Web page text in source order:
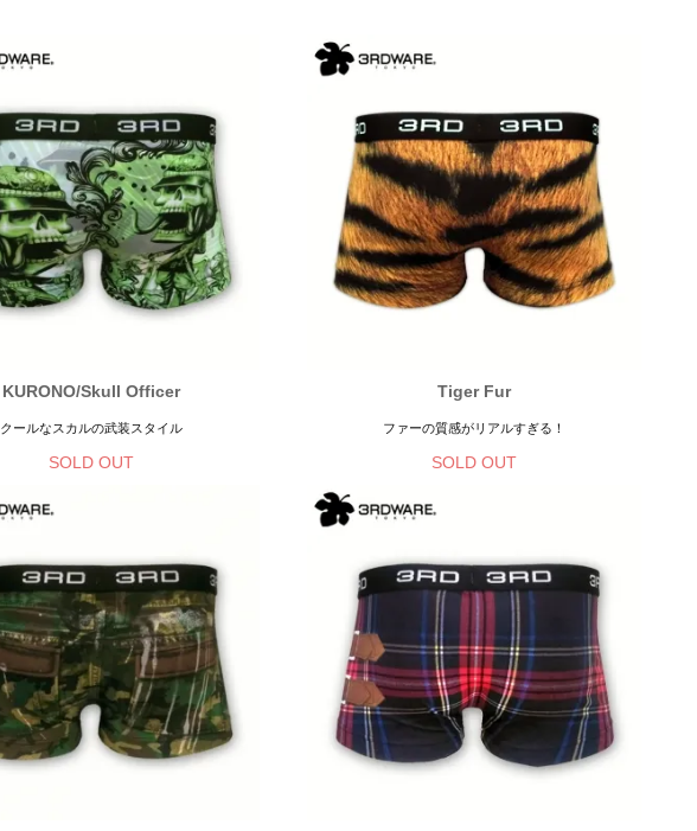
KURONO/Skull Officer
クールなスカルの武装スタイル
SOLD OUT
Tiger Fur
ファーの質感がリアルすぎる！
SOLD OUT